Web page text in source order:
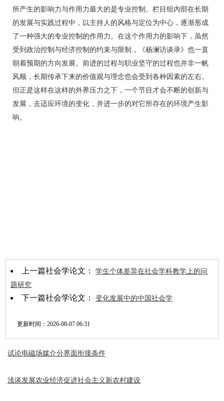
所产生的影响力与作用力最大的是专业控制。栏目组内部在长期
的发展与实践过程中，以主持人的风格与定位为中心，逐渐形成
了一种强大的专业控制的作用力。在这个作用力的影响下，虽然
受到政治控制与经济控制的约束与限制，《杨澜访谈录》也一直
朝着预期的方向发展。前进的过程与职业坚守的过程也并非一帆
风顺，长期传承下来的价值观与理念也会受到各种因素的左右。
但正是这样在这样的外界压力之下，一个节目才会不断的创新与
发展，去适应环境的变化，并进一步的对它所存在的环境产生影
响。
上一篇社会学论文： 学生个体差异在社会学科教学上的问
题研究
下一篇社会学论文： 变化发展中的中国社会学
更新时间： 2026-08-07 06:31
试论电磁场媒介分界面衔接条件
浅谈发展农业经济促进社会主义新农村建设